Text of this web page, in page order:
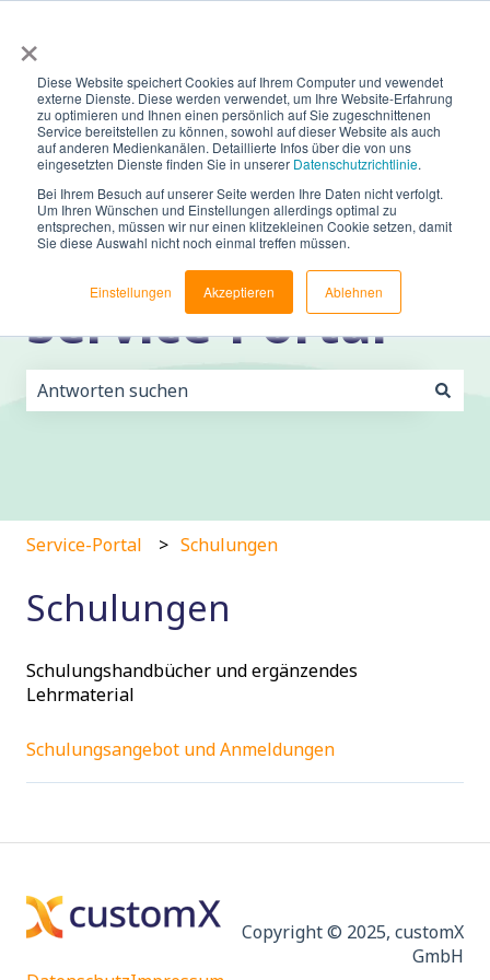
×
Diese Website speichert Cookies auf Ihrem Computer und vewendet
externe Dienste. Diese werden verwendet, um Ihre Website-Erfahrung
zu optimieren und Ihnen einen persönlich auf Sie zugeschnittenen
Service bereitstellen zu können, sowohl auf dieser Website als auch
auf anderen Medienkanälen. Detaillierte Infos über die von uns
eingesetzten Dienste finden Sie in unserer Datenschutzrichtlinie.
Bei Ihrem Besuch auf unserer Seite werden Ihre Daten nicht verfolgt.
Um Ihren Wünschen und Einstellungen allerdings optimal zu
entsprechen, müssen wir nur einen klitzekleinen Cookie setzen, damit
Sie diese Auswahl nicht noch einmal treffen müssen.
Einstellungen Akzeptieren Ablehnen
customX
Service-Portal
Service-Portal Schulungen
Schulungen
Schulungshandbücher und ergänzendes
Lehrmaterial
Schulungsangebot und Anmeldungen
Copyright © 2025, customX
GmbH